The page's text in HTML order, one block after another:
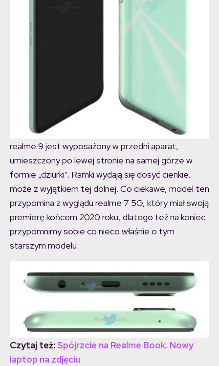
realme 9 jest wyposażony w przedni aparat,
umieszczony po lewej stronie na samej górze w
formie „dziurki”. Ramki wydają się dosyć cienkie,
może z wyjątkiem tej dolnej. Co ciekawe, model ten
przypomina z wyglądu realme 7 5G, który miał swoją
premierę końcem 2020 roku, dlatego też na koniec
przypomnimy sobie co nieco właśnie o tym
starszym modelu.
Czytaj też: Spójrzcie na Realme Book. Nowy
laptop na zdjęciu